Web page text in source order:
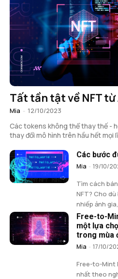
Tất tần tật về NFT từ
Mia - 12/10/2023
Các tokens không thể thay thế -
thay đổi mô hình trên hầu hết mọi
Các bước
Mia - 19/10/
Tìm cách
NFT? Cho
nhiếp ảnh
Free-to-
một lựa
trong mùa
Mia - 17/10/
Free-to-Mint
nhất theo